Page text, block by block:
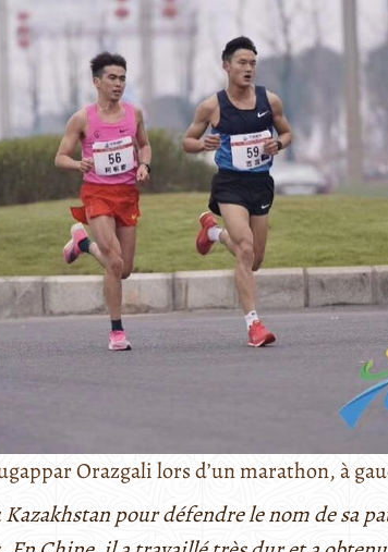
Orazgali lors d’un marathon, à
pour défendre le nom de sa